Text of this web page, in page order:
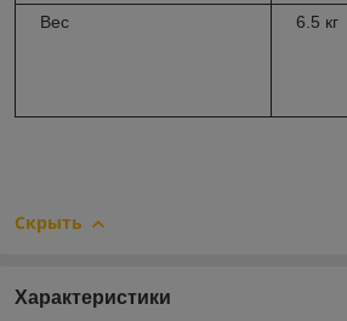
Вес 6.5 кг
Скрыть
Характеристики